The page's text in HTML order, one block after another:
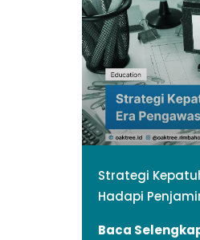
Strategi
Hadapi
Baca